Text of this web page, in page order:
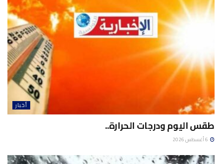
أخبار
طقس اليوم ودرجات الحرارة..